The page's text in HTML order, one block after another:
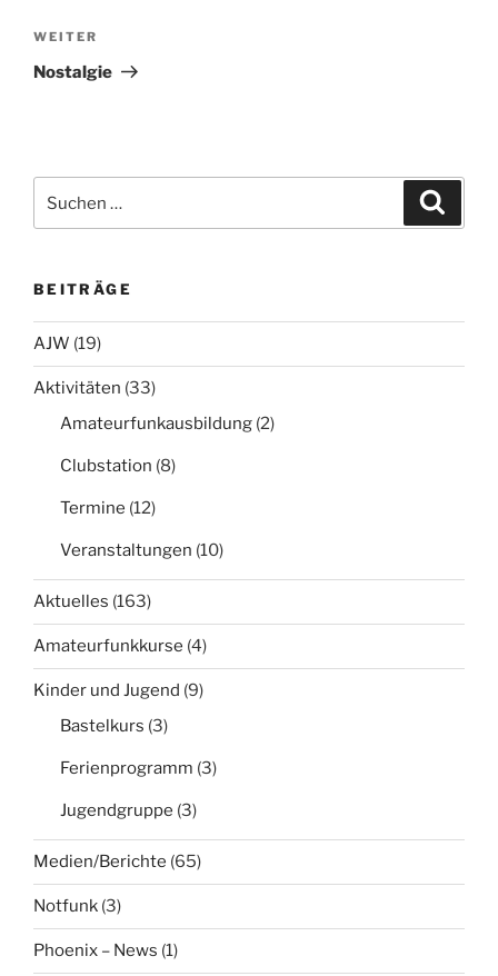
Nächster
Beitrag
WEITER
Nostalgie
nach:
BEITRÄGE
AJW (19)
Aktivitäten (33)
Amateurfunkausbildung (2)
Clubstation (8)
Termine (12)
Veranstaltungen (10)
Aktuelles (163)
Amateurfunkkurse (4)
Kinder und Jugend (9)
Bastelkurs (3)
Ferienprogramm (3)
Jugendgruppe (3)
Medien/Berichte (65)
Notfunk (3)
Phoenix – News (1)